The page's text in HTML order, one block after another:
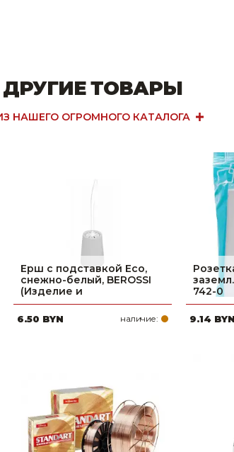
ДРУГИЕ ТОВАРЫ
НАШЕГО ОГРОМНОГО КАТАЛОГА
Ерш с подставкой Eco,
снежно-белый, BEROSSI
(Изделие и
6.50 BYN наличие:
742-0
9.14 BYN